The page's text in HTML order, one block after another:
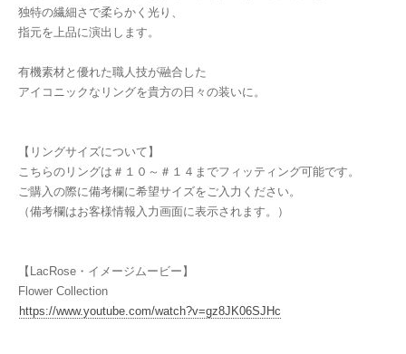
独特の繊細さで柔らかく光り、
指元を上品に演出します。
有機素材と優れた職人技が融合した
アイコニックなリングを貴方の日々の装いに。
【リングサイズについて】
こちらのリングは＃１０～＃１４までフィッティング可能です。
ご購入の際に備考欄に希望サイズをご入力ください。
（備考欄はお客様情報入力画面に表示されます。）
【LacRose・イメージムービー】
Flower Collection
https://www.youtube.com/watch?v=gz8JK06SJHc